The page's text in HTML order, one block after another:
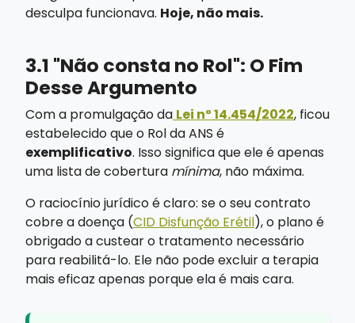
desculpa funcionava. Hoje, não mais.
3.1 "Não consta no Rol": O Fim
Desse Argumento
Com a promulgação da Lei nº 14.454/2022, ficou
estabelecido que o Rol da ANS é
exemplificativo. Isso significa que ele é apenas
uma lista de cobertura mínima, não máxima.
O raciocínio jurídico é claro: se o seu contrato
cobre a doença (CID Disfunção Erétil), o plano é
obrigado a custear o tratamento necessário
para reabilitá-lo. Ele não pode excluir a terapia
mais eficaz apenas porque ela é mais cara.